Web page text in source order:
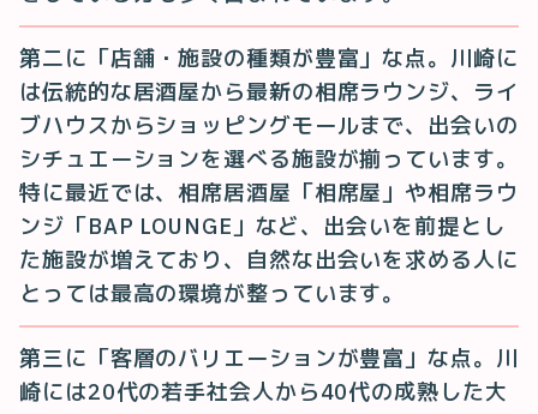
第二に「店舗・施設の種類が豊富」な点。川崎に
は伝統的な居酒屋から最新の相席ラウンジ、ライ
ブハウスからショッピングモールまで、出会いの
シチュエーションを選べる施設が揃っています。
特に最近では、相席居酒屋「相席屋」や相席ラウ
ンジ「BAP LOUNGE」など、出会いを前提とし
た施設が増えており、自然な出会いを求める人に
とっては最高の環境が整っています。
第三に「客層のバリエーションが豊富」な点。川
崎には20代の若手社会人から40代の成熟した大